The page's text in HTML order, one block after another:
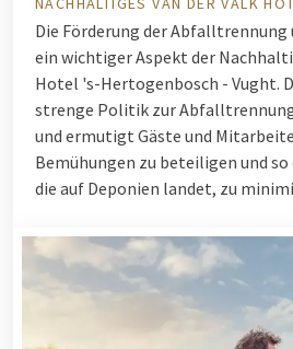
Die Förderung der Abfalltrennung
ein wichtiger Aspekt der
Hotel 's-Hertogenbosch - Vught.
strenge Politik zur
und ermutigt Gäste und
Bemühungen zu beteiligen und
die auf Deponien landet, zu